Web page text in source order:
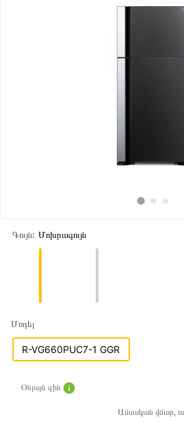
Գույն: Մոխրագույն
Մոդել
R-VG660PUC7-1 GGR
Օնլայն գին
Ամսական վճար,